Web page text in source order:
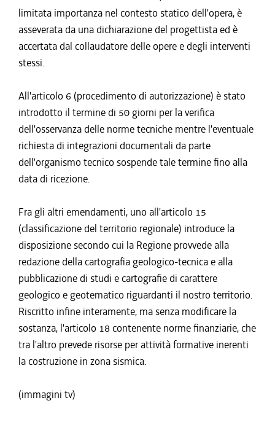
limitata importanza nel contesto statico dell'opera, è
asseverata da una dichiarazione del progettista ed è
accertata dal collaudatore delle opere e degli interventi
stessi.
All'articolo 6 (procedimento di autorizzazione) è stato
introdotto il termine di 50 giorni per la verifica
dell'osservanza delle norme tecniche mentre l'eventuale
richiesta di integrazioni documentali da parte
dell'organismo tecnico sospende tale termine fino alla
data di ricezione.
Fra gli altri emendamenti, uno all'articolo 15
(classificazione del territorio regionale) introduce la
disposizione secondo cui la Regione provvede alla
redazione della cartografia geologico-tecnica e alla
pubblicazione di studi e cartografie di carattere
geologico e geotematico riguardanti il nostro territorio.
Riscritto infine interamente, ma senza modificare la
sostanza, l'articolo 18 contenente norme finanziarie, che
tra l'altro prevede risorse per attività formative inerenti
la costruzione in zona sismica.
(immagini tv)